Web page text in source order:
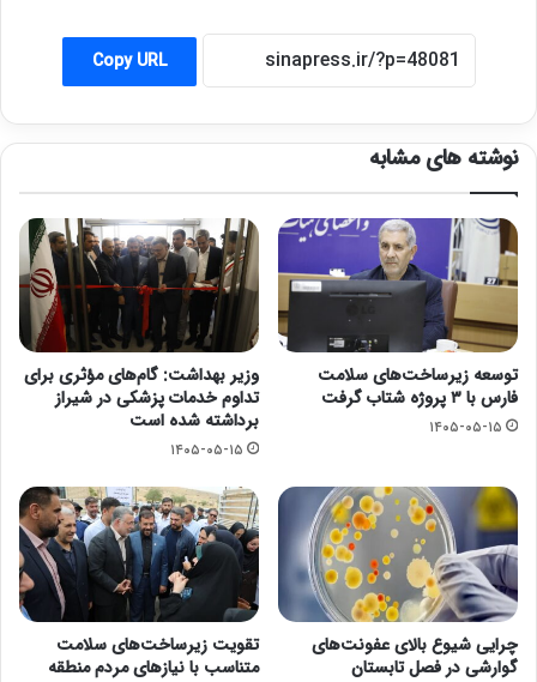
Copy URL
نوشته های مشابه
توسعه زیرساخت‌های سلامت
فارس با ۳ پروژه شتاب گرفت
۱۴۰۵-۰۵-۱۵
وزیر بهداشت: گام‌های مؤثری برای
تداوم خدمات پزشکی در شیراز
برداشته شده است
۱۴۰۵-۰۵-۱۵
چرایی شیوع بالای عفونت‌های
گوارشی در فصل تابستان
تقویت زیرساخت‌های سلامت
متناسب با نیازهای مردم منطقه